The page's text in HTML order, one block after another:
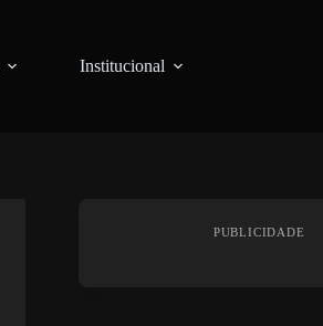
Institucional
PUBLICIDADE